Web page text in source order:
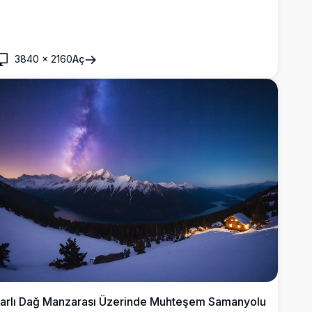
3840 × 2160Aç
Dağ Manzarası Üzerinde Muhteşem Samanyolu